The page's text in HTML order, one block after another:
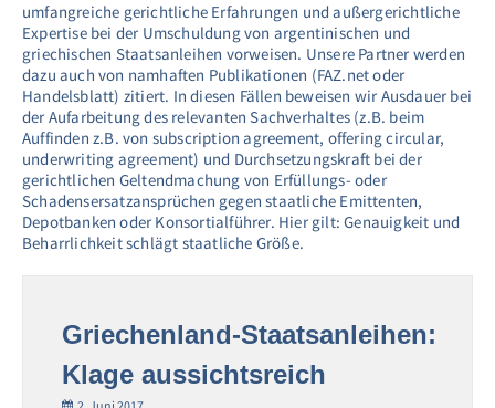
umfangreiche gerichtliche Erfahrungen und außergerichtliche
Expertise bei der Umschuldung von argentinischen und
griechischen Staatsanleihen vorweisen. Unsere Partner werden
dazu auch von namhaften Publikationen (FAZ.net oder
Handelsblatt) zitiert. In diesen Fällen beweisen wir Ausdauer bei
der Aufarbeitung des relevanten Sachverhaltes (z.B. beim
Auffinden z.B. von subscription agreement, offering circular,
underwriting agreement) und Durchsetzungskraft bei der
gerichtlichen Geltendmachung von Erfüllungs- oder
Schadensersatzansprüchen gegen staatliche Emittenten,
Depotbanken oder Konsortialführer. Hier gilt: Genauigkeit und
Beharrlichkeit schlägt staatliche Größe.
Griechenland-Staatsanleihen:
Klage aussichtsreich